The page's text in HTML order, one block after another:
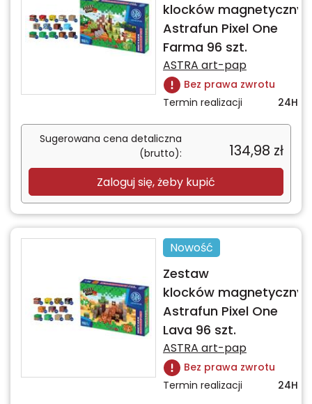
klocków
Astrafun Pixel One
Farma 96 szt.
ASTRA art-pap
Bez prawa zwrotu
Termin realizacji
24H
Sugerowana cena detaliczna
(brutto):
134,98 zł
Zaloguj się, żeby kupić
Nowość
Zestaw
klocków
Astrafun Pixel One
Lava 96 szt.
ASTRA art-pap
Bez prawa zwrotu
Termin realizacji
24H